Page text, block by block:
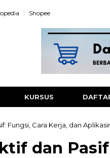
Shopee
KURSUS
Fungsi, Cara Kerja, dan
dan